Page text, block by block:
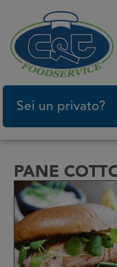
Sei un privato?
PANE